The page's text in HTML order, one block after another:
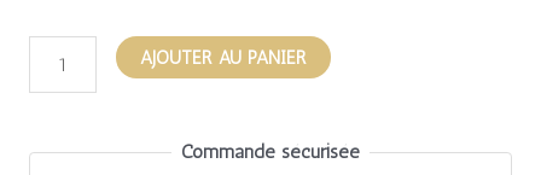
AJOUTER AU PANIER
Commande sécurisée